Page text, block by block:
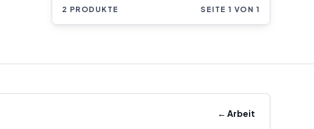
2 PRODUKTE SEITE 1 VON 1
← Arbeit